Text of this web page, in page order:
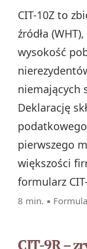
CIT-10Z to
źródła
wysokość
niemających
Deklarację
pierwszego
większości
formularz
8 min. ▪
CIT-9R –